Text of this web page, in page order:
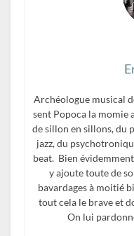
Archéologue musical
sent Popoca la momie
de sillon en sillons, du
jazz, du
beat. Bien
y ajoute toute de
bavardages à moitié
tout cela le brave et
On lui